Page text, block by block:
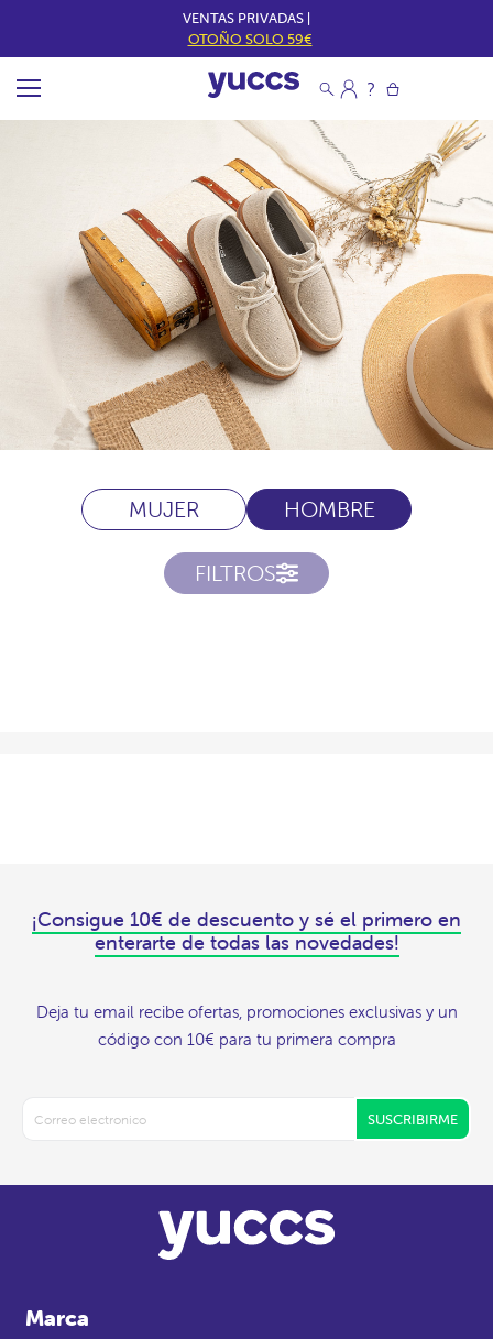
VENTAS PRIVADAS |
OTOÑO SOLO 59€
MUJER HOMBRE
FILTROS
¡Consigue 10€ de descuento y sé el primero en
enterarte de todas las novedades!
Deja tu email recibe ofertas, promociones exclusivas y un
código con 10€ para tu primera compra
SUSCRIBIRME
Marca